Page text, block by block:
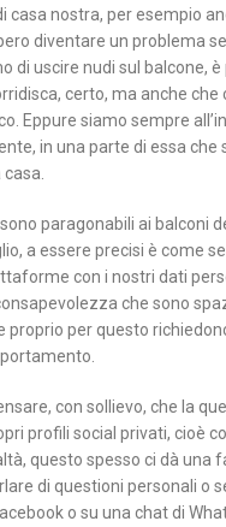
casa nostra, per esempio
diventare un problema
di uscire nudi sul balcone, è
certo, ma anche che
Eppure siamo sempre
in una parte di essa che
casa.
paragonabili ai balconi
a essere precisi è come
con i nostri dati
che sono
proprio per questo
con sollievo, che la
profili social privati, cioè
questo spesso ci dà una
di questioni personali o
o su una chat di